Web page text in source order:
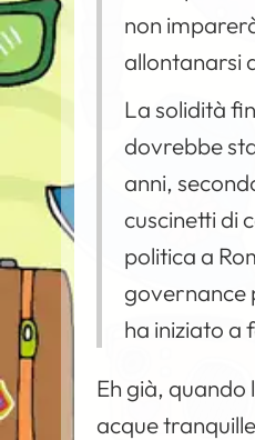
non
allontanarsi
La solidità
dovrebbe
anni,
cuscinetti di
politica a
governance
ha iniziato a
Eh già, quando
acque